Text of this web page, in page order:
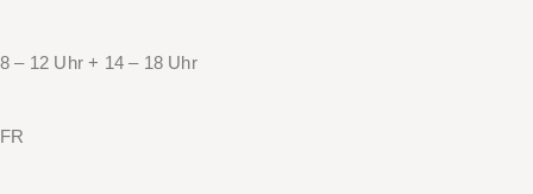
8 – 12 Uhr + 14 – 18 Uhr
FR